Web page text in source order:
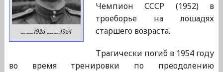
__.__.1925-__.__.1954
Чемпион СССР (1952) в
троеборье на лошадях
старшего возраста.
Трагически погиб в 1954 году
во время тренировки по преодолению